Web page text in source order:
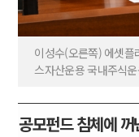
이성수(오른쪽) 에셋플
스자산운용 국내주식
공모펀드 침체에